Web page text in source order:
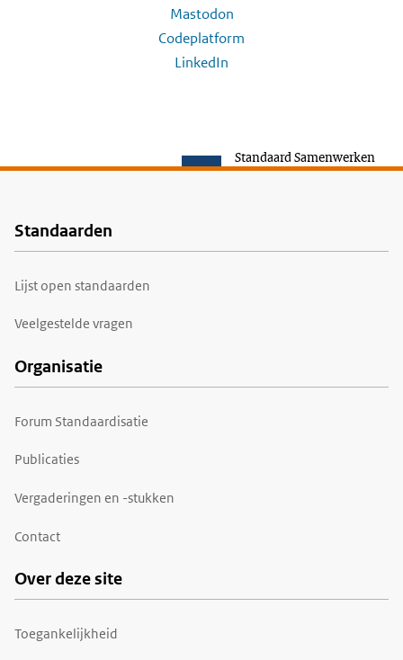
Mastodon
Codeplatform
LinkedIn
Standaard Samenwerken
Voet
Standaarden
Lijst open standaarden
Veelgestelde vragen
Organisatie
Forum Standaardisatie
Publicaties
Vergaderingen en -stukken
Contact
Over deze site
Toegankelijkheid